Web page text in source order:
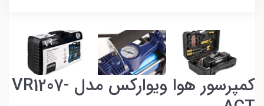
کمپرسور هوا ویوارکس مدل VR1207-